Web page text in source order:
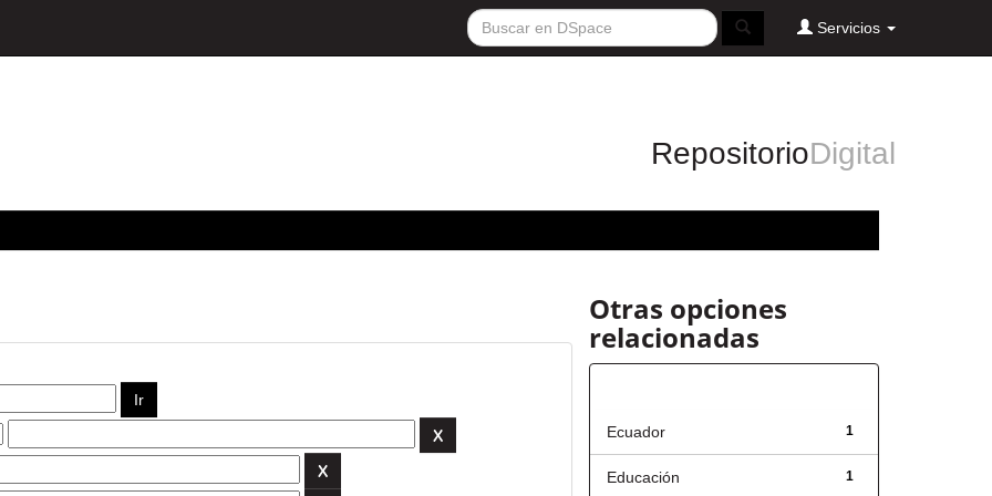
Servicios
RepositorioDigital
Otras opciones
relacionadas
1
Ecuador
1
Educación